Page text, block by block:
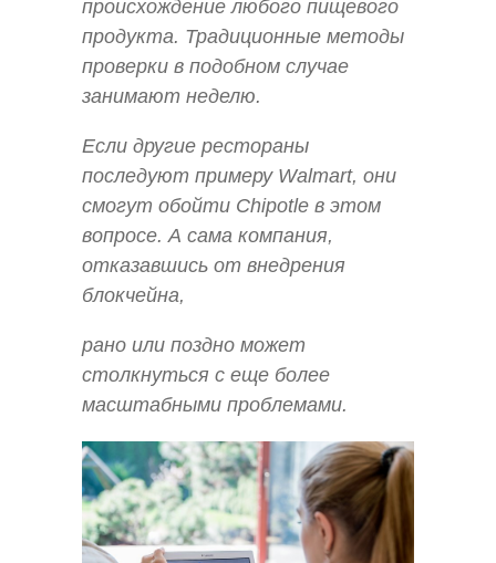
происхождение любого пищевого
продукта. Традиционные методы
проверки в подобном случае
занимают неделю.
Если другие рестораны
последуют примеру Walmart, они
смогут обойти Chipotle в этом
вопросе. А сама компания,
отказавшись от внедрения
блокчейна,
рано или поздно может
столкнуться с еще более
масштабными проблемами.